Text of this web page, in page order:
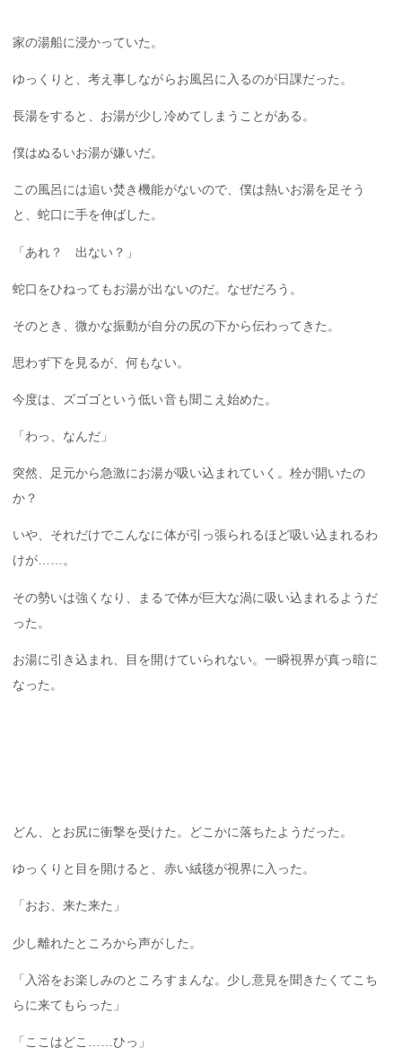
家の湯船に浸かっていた。
ゆっくりと、考え事しながらお風呂に入るのが日課だった。
長湯をすると、お湯が少し冷めてしまうことがある。
僕はぬるいお湯が嫌いだ。
この風呂には追い焚き機能がないので、僕は熱いお湯を足そう
と、蛇口に手を伸ばした。
「あれ？ 出ない？」
蛇口をひねってもお湯が出ないのだ。なぜだろう。
そのとき、微かな振動が自分の尻の下から伝わってきた。
思わず下を見るが、何もない。
今度は、ズゴゴという低い音も聞こえ始めた。
「わっ、なんだ」
突然、足元から急激にお湯が吸い込まれていく。栓が開いたの
か？
いや、それだけでこんなに体が引っ張られるほど吸い込まれるわ
けが……。
その勢いは強くなり、まるで体が巨大な渦に吸い込まれるようだ
った。
お湯に引き込まれ、目を開けていられない。一瞬視界が真っ暗に
なった。
どん、とお尻に衝撃を受けた。どこかに落ちたようだった。
ゆっくりと目を開けると、赤い絨毯が視界に入った。
「おお、来た来た」
少し離れたところから声がした。
「入浴をお楽しみのところすまんな。少し意見を聞きたくてこち
らに来てもらった」
「ここはどこ……ひっ」